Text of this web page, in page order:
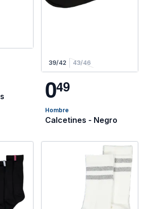
39/42 43/46
049
Hombre
Calcetines - Negro